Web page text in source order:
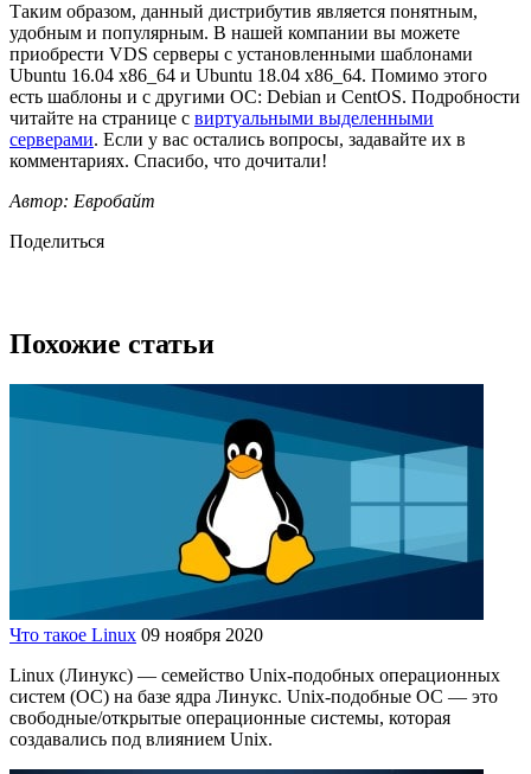
Таким образом, данный дистрибутив является понятным,
удобным и популярным. В нашей компании вы можете
приобрести VDS серверы с установленными шаблонами
Ubuntu 16.04 x86_64 и Ubuntu 18.04 x86_64. Помимо этого
есть шаблоны и с другими ОС: Debian и CentOS. Подробности
читайте на странице с виртуальными выделенными
серверами. Если у вас остались вопросы, задавайте их в
комментариях. Спасибо, что дочитали!
Автор: Евробайт
Поделиться
Похожие статьи
Что такое Linux 09 ноября 2020
Linux (Линукс) — семейство Unix-подобных операционных
систем (ОС) на базе ядра Линукс. Unix-подобные ОС — это
свободные/открытые операционные системы, которая
создавались под влиянием Unix.